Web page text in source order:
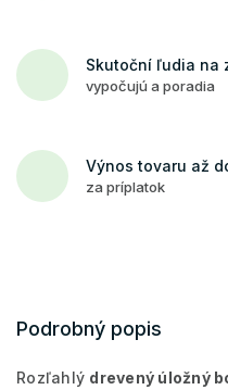
Skutoční ľudia na
vypočujú a poradia
Výnos tovaru až
za príplatok
Podrobný popis
Rozľahlý drevený úložný